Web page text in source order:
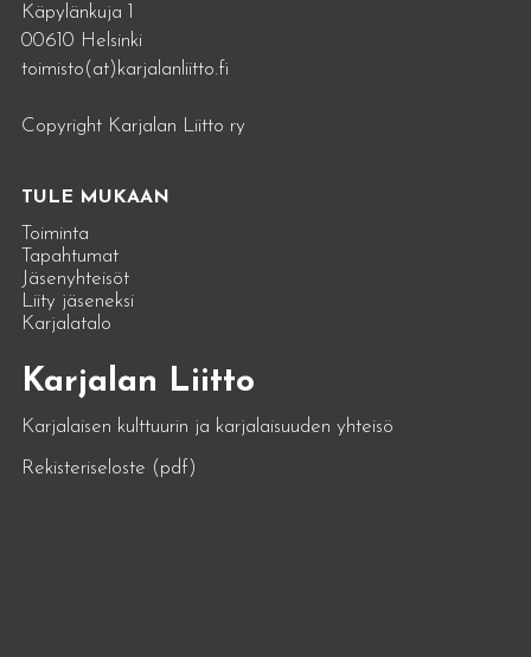
Käpylänkuja 1
00610 Helsinki
toimisto(at)karjalanliitto.fi
Copyright Karjalan Liitto ry
TULE MUKAAN
Toiminta
Tapahtumat
Jäsenyhteisöt
Liity jäseneksi
Karjalatalo
Karjalan Liitto
Karjalaisen kulttuurin ja karjalaisuuden yhteisö
Rekisteriseloste (pdf)